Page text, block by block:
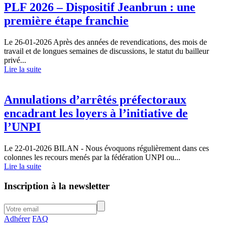
PLF 2026 – Dispositif Jeanbrun : une
première étape franchie
Le 26-01-2026 Après des années de revendications, des mois de
travail et de longues semaines de discussions, le statut du bailleur
privé...
Lire la suite
Annulations d’arrêtés préfectoraux
encadrant les loyers à l’initiative de
l’UNPI
Le 22-01-2026 BILAN - Nous évoquons régulièrement dans ces
colonnes les recours menés par la fédération UNPI ou...
Lire la suite
Inscription à la newsletter
Adhérer FAQ